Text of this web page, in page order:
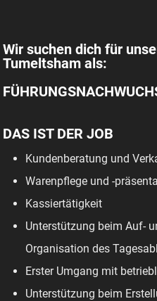
Wir suchen dich für
Tumeltsham als:
DAS IST DER JOB
Kundenberatung und
Warenpflege und -
Kassiertätigkeit
Unterstützung beim Auf-
Organisation des
Erster Umgang mit
Unterstützung beim